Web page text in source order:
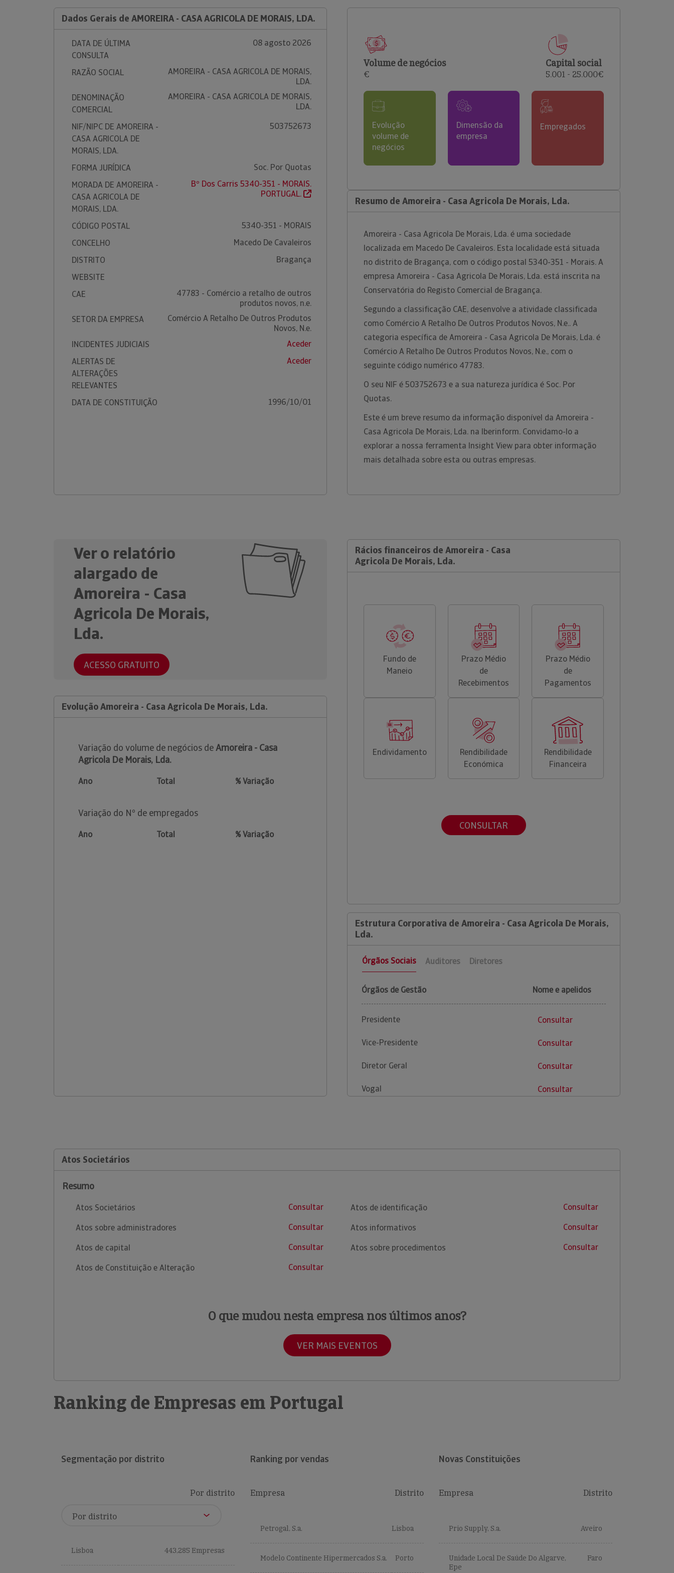
comerciais e analisar o risco de incumprimento dos
Dados Gerais de AMOREIRA - CASA AGRICOLA DE MORAIS, LDA.
DATA DE ÚLTIMA
CONSULTA
08 agosto 2026
RAZÃO SOCIAL
AMOREIRA - CASA AGRICOLA DE MORAIS,
LDA.
DENOMINAÇÃO
COMERCIAL
AMOREIRA - CASA AGRICOLA DE MORAIS,
LDA.
NIF/NIPC DE AMOREIRA -
CASA AGRICOLA DE
MORAIS, LDA.
503752673
FORMA JURÍDICA
Soc. Por Quotas
MORADA DE AMOREIRA -
CASA AGRICOLA DE
MORAIS, LDA.
Bº Dos Carris 5340-351 - MORAIS.
PORTUGAL.
CÓDIGO POSTAL
5340-351 - MORAIS
CONCELHO
Macedo De Cavaleiros
DISTRITO
Bragança
WEBSITE
CAE
47783 - Comércio a retalho de outros
produtos novos, n.e.
SETOR DA EMPRESA
Comércio A Retalho De Outros Produtos
Novos, N.e.
INCIDENTES JUDICIAIS
Aceder
ALERTAS DE
ALTERAÇÕES
RELEVANTES
Aceder
DATA DE CONSTITUIÇÃO 1996/10/01
Volume de negócios
€
Capital social
5.001 - 25.000€
Evolução
volume de
negócios
Dimensão da
empresa
Empregados
Resumo de Amoreira - Casa Agricola De Morais, Lda.
Amoreira - Casa Agricola De Morais, Lda. é uma sociedade
localizada em Macedo De Cavaleiros. Esta localidade está situada
no distrito de Bragança, com o código postal 5340-351 - Morais. A
empresa Amoreira - Casa Agricola De Morais, Lda. está inscrita na
Conservatória do Registo Comercial de Bragança.
Segundo a classificação CAE, desenvolve a atividade classificada
como Comércio A Retalho De Outros Produtos Novos, N.e.. A
categoria específica de Amoreira - Casa Agricola De Morais, Lda. é
Comércio A Retalho De Outros Produtos Novos, N.e., com o
seguinte código numérico 47783.
O seu NIF é 503752673 e a sua natureza jurídica é Soc. Por
Quotas.
Este é um breve resumo da informação disponível da Amoreira -
Casa Agricola De Morais, Lda. na Iberinform. Convidamo-lo a
explorar a nossa ferramenta Insight View para obter informação
mais detalhada sobre esta ou outras empresas.
Ver o relatório
alargado de
Amoreira - Casa
Agricola De Morais,
Lda.
ACESSO GRATUITO
Evolução Amoreira - Casa Agricola De Morais, Lda.
Variação do volume de negócios deAmoreira - Casa
Agricola De Morais, Lda.
Ano Total % Variação
Variação do Nº de empregados
Ano Total % Variação
Rácios financeiros de Amoreira - Casa
Agricola De Morais, Lda.
Fundo de
Maneio
Prazo Médio
de
Recebimentos
Prazo Médio
de
Pagamentos
Endividamento
Rendibilidade
Económica
Rendibilidade
Financeira
CONSULTAR
Estrutura Corporativa de Amoreira - Casa Agricola De Morais,
Lda.
Órgãos Sociais Auditores Diretores
Órgãos de Gestão Nome e apelidos
Presidente Consultar
Vice-Presidente Consultar
Diretor Geral Consultar
Vogal Consultar
Atos Societários
Resumo
Atos Societários
Consultar
Atos sobre administradores
Consultar
Atos de capital
Consultar
Atos de Constituição e Alteração
Consultar
Atos de identificação
Consultar
Atos informativos
Consultar
Atos sobre procedimentos
Consultar
O que mudou nesta empresa nos últimos anos?
VER MAIS EVENTOS
Ranking de Empresas em Portugal
Segmentação por distrito
Por distrito
Lisboa 443,285 Empresas
Ranking por vendas
Empresa Distrito
Petrogal, S.a. Lisboa
Modelo Continente Hipermercados S.a. Porto
Novas Constituições
Empresa Distrito
Prio Supply, S.a. Aveiro
Unidade Local De Saúde Do Algarve,
Epe
Faro